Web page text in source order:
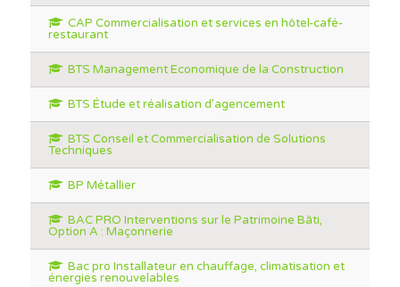
CAP Commercialisation et services en hôtel-café-
restaurant
BTS Management Economique de la Construction
BTS Étude et réalisation d'agencement
BTS Conseil et Commercialisation de Solutions
Techniques
BP Métallier
BAC PRO Interventions sur le Patrimoine Bâti,
Option A : Maçonnerie
Bac pro Installateur en chauffage, climatisation et
énergies renouvelables